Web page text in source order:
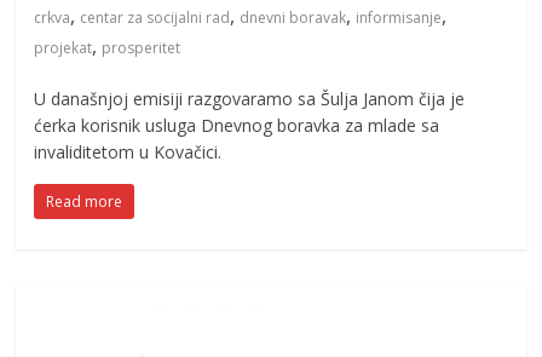
crkva, centar za socijalni rad, dnevni boravak, informisanje,
projekat, prosperitet
U današnjoj emisiji razgovaramo sa Šulja Janom čija je
ćerka korisnik usluga Dnevnog boravka za mlade sa
invaliditetom u Kovačici.
Read more